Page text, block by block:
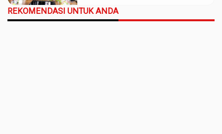
REKOMENDASI UNTUK ANDA